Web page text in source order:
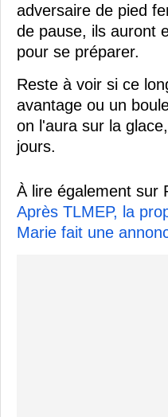
adversaire de pied
de pause, ils auront
pour se préparer.
Reste à voir si ce
avantage ou un
on l'aura sur la
jours.
À lire également sur
Après TLMEP, la
Marie fait une